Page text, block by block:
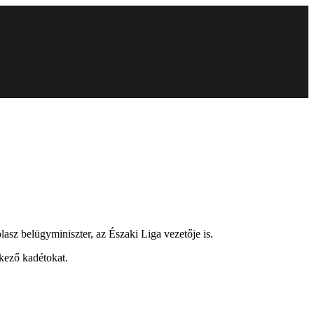
belügyminiszter, az Északi Liga vezetője is.
kadétokat.